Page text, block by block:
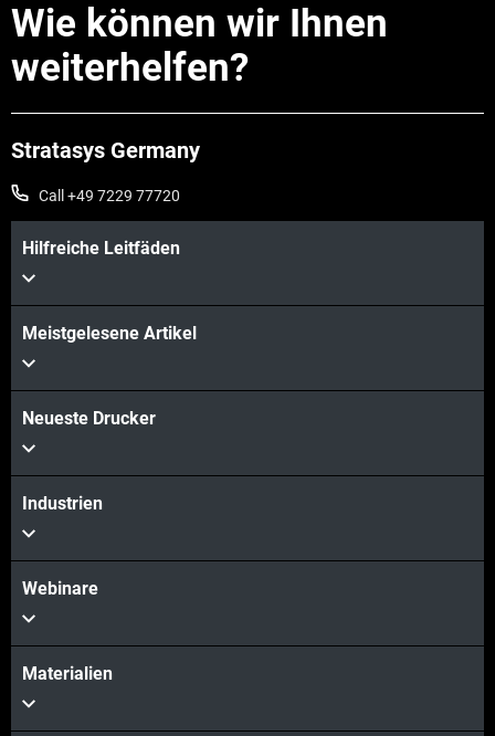
Mehr sehen
Mehr sehen
Wie können wir Ihnen
weiterhelfen?
Stratasys Germany
Call +49 7229 77720
Hilfreiche Leitfäden
Meistgelesene Artikel
Neueste Drucker
Industrien
Webinare
Materialien